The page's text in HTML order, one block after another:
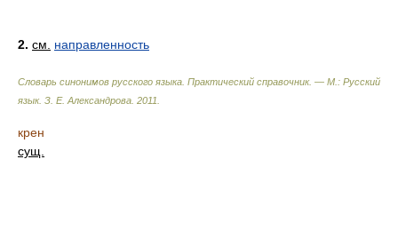
2. см. направленность
Словарь синонимов русского языка. Практический справочник. — М.: Русский
язык. З. Е. Александрова 2011
крен
сущ.